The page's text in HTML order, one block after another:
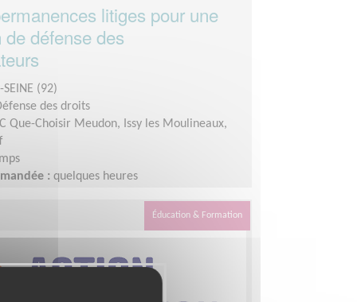
litiges pour une
défense des
SEINE (92)
des droits
Que-Choisir Meudon, Issy les Moulineaux,
: quelques heures
Éducation & Formation